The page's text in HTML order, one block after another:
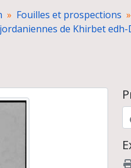
1991-1994) ;
française du Levant : ville et
août 2007
Fouilles et prospections
de Khirbet